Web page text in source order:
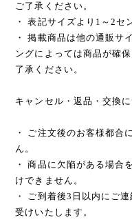
ご了承ください。
・ 表記サイズより1～2セ
・ 掲載商品は他の通販サ
ングによっては商品が確
了承ください。
キャンセル・返品・交換
・ ご注文後のお客様都合
ん。
・ 商品に欠陥がある場合
けできません。
・ ご到着後3日以内にご
受けいたします。